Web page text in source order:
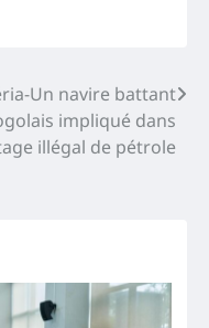
Un navire battant
impliqué dans
illégal de pétrole